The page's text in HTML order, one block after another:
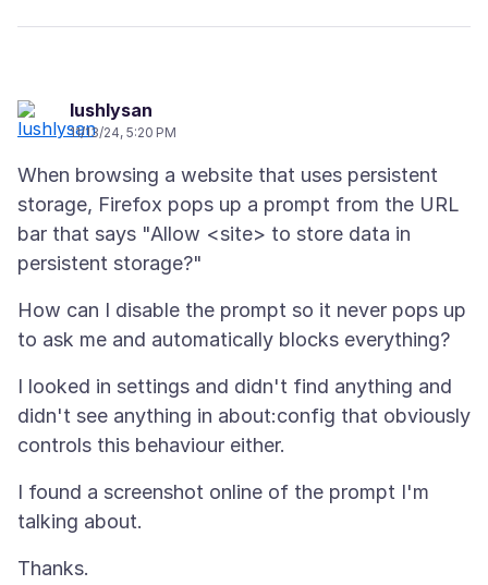
lushlysan
11/13/24, 5:20 PM
When browsing a website that uses persistent
storage, Firefox pops up a prompt from the URL
bar that says "Allow <site> to store data in
How can I disable the prompt so it never pops up
I looked in settings and didn't find anything and
didn't see anything in about:config that obviously
I found a screenshot online of the prompt I'm